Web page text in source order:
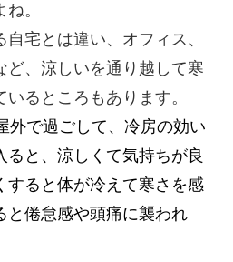
。
宅とは違い、オフィス、
ど、涼しいを通り越して寒
るところもあります。
外で過ごして、冷房の効い
ると、涼しくて気持ちが良
すると体が冷えて寒さを感
と倦怠感や頭痛に襲われ